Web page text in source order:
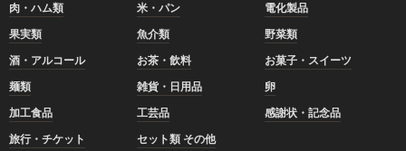
肉・ハム類 米・パン
電化製品
果実類
魚介類
野菜類
酒・アルコール
お茶・飲料
お菓子・スイーツ
麺類
雑貨・日用品
卵
加工食品
工芸品
感謝状・記念品
旅行・チケット
セット類 その他